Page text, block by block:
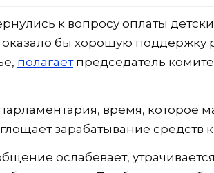
к вопросу оплаты
оказало бы хорошую поддержку
полагаетпредседатель
время, которое
зарабатывание средств
ослабевает,